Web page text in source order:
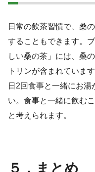
日常の飲茶習慣で、桑
することもできます。
しい桑の茶」には、桑
トリンが含まれていま
日2回食事と一緒にお湯
い。食事と一緒に飲む
と考えられます。
５．まとめ